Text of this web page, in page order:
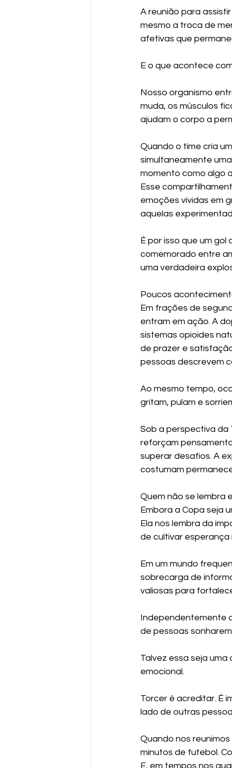
A reunião para
mesmo a troca de
afetivas que
E o que acontece
Nosso organismo
muda, os músculos
ajudam o corpo a
Quando o time cria
simultaneamente
momento como algo
Esse
emoções vividas em
aquelas
É por isso que um
comemorado entre
uma verdadeira
Poucos
Em frações de
entram em ação. A
sistemas opioides
de prazer e
pessoas descrevem
Ao mesmo tempo,
gritam, pulam e
Sob a perspectiva da
reforçam
superar desafios. A
costumam
Quem não se lembra
Embora a Copa seja
Ela nos lembra da
de cultivar esperança
Em um mundo
sobrecarga de
valiosas para
Independentemente
de pessoas
Talvez essa seja
emocional.
Torcer é acreditar. É
lado de outras
Quando nos
minutos de futebol.
E, em tempos nos